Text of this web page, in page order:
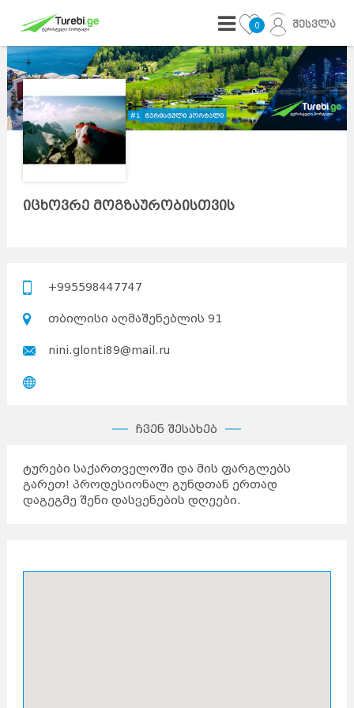
0 შესვლა
იცხოვრე მოგზაურობისთვის
+995598447747
თბილისი აღმაშენებლის 91
nini.glonti89@mail.ru
ჩვენ შესახებ
ტურები საქართველოში და მის ფარგლებს
გარეთ! პროდესიონალ გუნდთან ერთად
დაგეგმე შენი დასვენების დღეები.